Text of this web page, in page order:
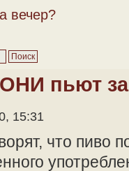
вечер?
пьют
15:31
что пиво